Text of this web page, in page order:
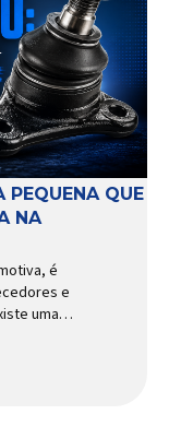
PEQUENA QUE
NA
é
e
uma